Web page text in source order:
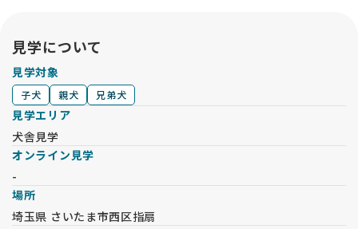
見学について
見学対象
子犬 親犬 兄弟犬
見学エリア
犬舎見学
オンライン見学
-
場所
埼玉県 さいたま市西区指扇